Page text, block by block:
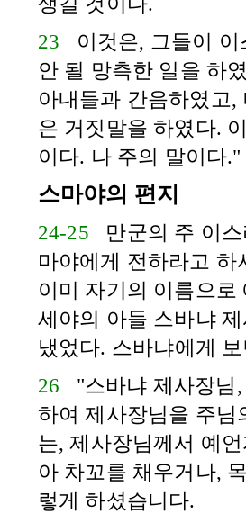
23 이것은, 그들이 이
안 될 망측한 일을 하
아내들과 간음하였고
은 거짓말을 하였다.
이다. 나 주의 말이다."
스마야의 편지
24-25 만군의 주 이
마야에게 전하라고
이미 자기의 이름으로
세야의 아들 스바냐제
냈었다. 스바냐에게
26 "스바냐 제사장님
하여 제사장님을 주님
는, 제사장님께서 예
아 차꼬를 채우거나,
렇게 하셨습니다.